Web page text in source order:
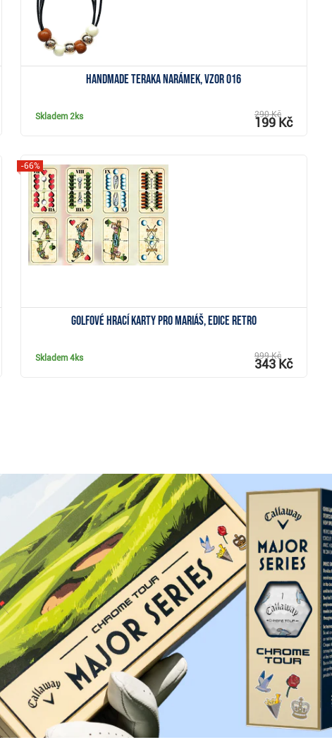
Handmade Teraka narámek, vzor 016
Skladem2ks 290 Kč
199 Kč
Golfové hrací karty pro Mariáš, edice Retro
-66%
Skladem4ks 999 Kč
343 Kč
Zobrazit